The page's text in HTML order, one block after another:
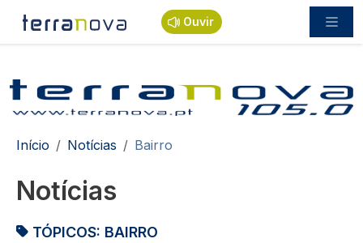
Passar para o conteúdo principal
Ouvir
Navegação estrutural
Início Notícias Bairro
Notícias
TÓPICOS: BAIRRO